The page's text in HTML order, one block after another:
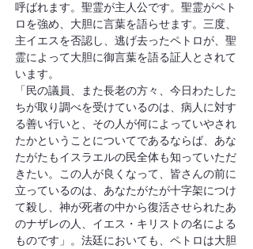
呼ばれます。聖霊が主人公です。聖霊がペト
ロを強め、大胆に言葉を語らせます。三度、
主イエスを否認し、逃げ去ったペトロが、聖
霊によって大胆に御言葉を語る証人とされて
います。
「民の議員、また長老の方々、今日わたした
ちが取り調べを受けているのは、病人に対す
る善い行いと、その人が何によっていやされ
たかということについてであるならば、あな
たがたもイスラエルの民全体も知っていただ
きたい。この人が良くなって、皆さんの前に
立っているのは、あなたがたが十字架につけ
て殺し、神が死者の中から復活させられたあ
のナザレの人、イエス・キリストの名による
ものです」。法廷においても、ペトロは大胆